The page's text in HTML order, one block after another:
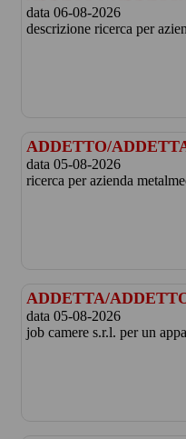
data 06-08-2026
descrizione ricerca per
ADDETTO/
data 05-08-2026
ricerca per azienda
ADDETTA/
data 05-08-2026
job camere s.r.l. per un